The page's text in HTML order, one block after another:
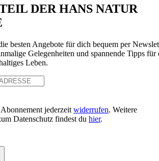
DER HANS NATUR
besten Angebote für dich bequem per
Gelegenheiten und spannende Tipps für
Leben.
jederzeit widerrufen. Weitere
Datenschutz findest du hier.